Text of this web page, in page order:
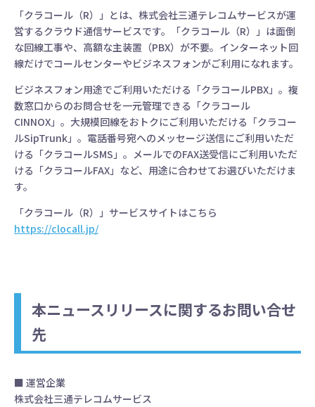
「クラコール（R）」とは、株式会社三通テレコムサービスが運
営するクラウド通信サービスです。「クラコール（R）」は面倒
な回線工事や、高額な主装置（PBX）が不要。インターネット回
線だけでコールセンターやビジネスフォンがご利用になれます。
ビジネスフォン用途でご利用いただける「クラコールPBX」。複
数窓口からのお問合せを一元管理できる「クラコール
CINNOX」。大規模回線をおトクにご利用いただける「クラコー
ルSipTrunk」。電話番号宛へのメッセージ送信にご利用いただ
ける「クラコールSMS」。メールでのFAX送受信にご利用いただ
ける「クラコールFAX」など、用途に合わせてお選びいただけま
す。
「クラコール（R）」サービスサイトはこちら
https://clocall.jp/
本ニュースリリースに関するお問い合せ
先
■ 運営企業
株式会社三通テレコムサービス